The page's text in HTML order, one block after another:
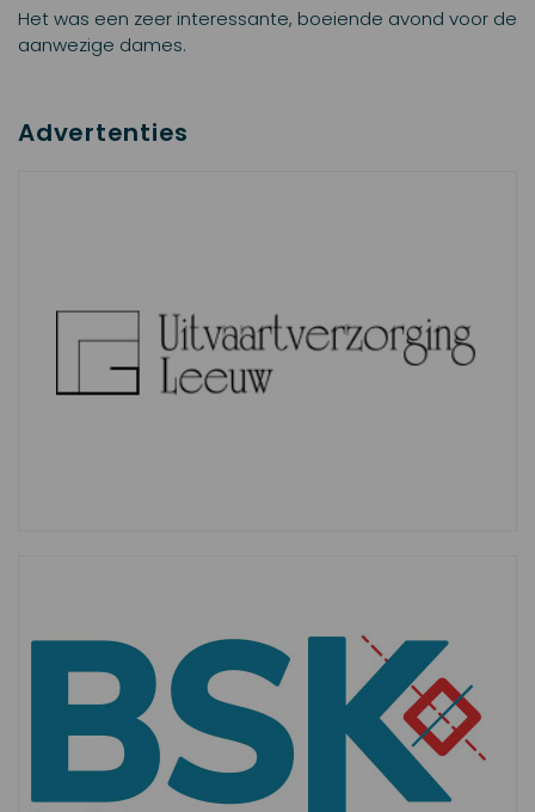
Het was een zeer interessante, boeiende avond voor de
aanwezige dames.
Advertenties